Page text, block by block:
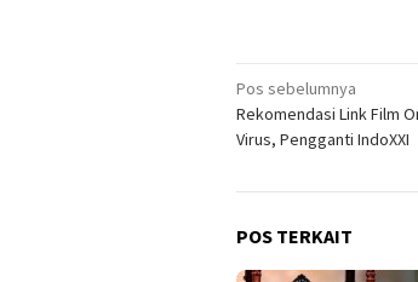
Navigasi
pos
Pos sebelumnya
Rekomendasi Link Film
Virus, Pengganti IndoXXI
POS TERKAIT